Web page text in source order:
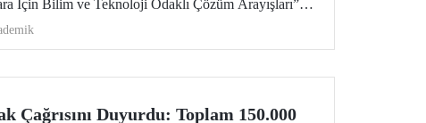
İçin Bilim ve Teknoloji Odaklı Çözüm Arayışları”
Çağrısını Duyurdu: Toplam 150.000